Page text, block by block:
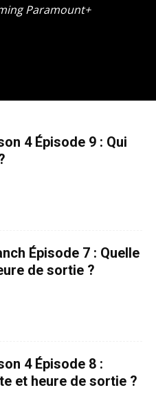
Paramount+
4 Épisode 9 : Qui
Épisode 7 : Quelle
de sortie ?
4 Épisode 8 :
et heure de sortie ?